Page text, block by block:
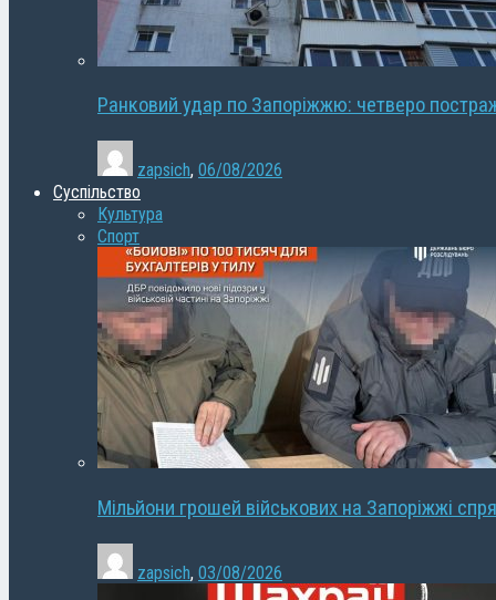
Ранковий удар по Запоріжжю: четверо
zapsich, 06/08/2026
Суспільство
Культура
Спорт
Мільйони грошей військових на Запоріжжі
zapsich, 03/08/2026